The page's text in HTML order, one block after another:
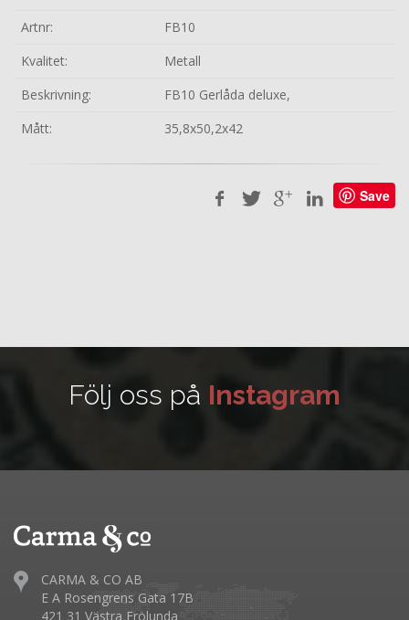
Artnr:
FB10
Kvalitet:
Metall
Beskrivning:
FB10 Gerlåda deluxe,
Mått:
35,8x50,2x42
Save
Följ oss på Instagram
CARMA & CO AB
E A Rosengrens Gata 17B
421 31 Västra Frölunda